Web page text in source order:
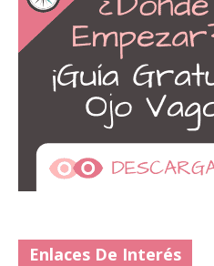
Enlaces De Interés